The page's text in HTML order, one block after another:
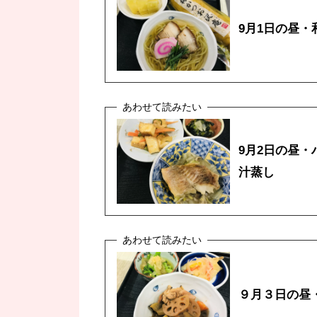
9月1日の昼・
9月2日の昼・
汁蒸し
９月３日の昼